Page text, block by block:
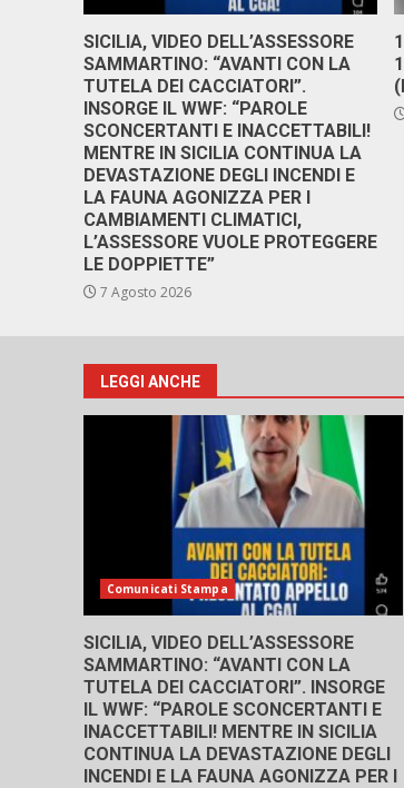
SICILIA, VIDEO DELL’ASSESSORE
SAMMARTINO: “AVANTI CON LA
TUTELA DEI CACCIATORI”.
INSORGE IL WWF: “PAROLE
SCONCERTANTI E INACCETTABILI!
MENTRE IN SICILIA CONTINUA LA
DEVASTAZIONE DEGLI INCENDI E
LA FAUNA AGONIZZA PER I
CAMBIAMENTI CLIMATICI,
L’ASSESSORE VUOLE PROTEGGERE
LE DOPPIETTE”
7 Agosto 2026
LEGGI ANCHE
Comunicati Stampa
SICILIA, VIDEO DELL’ASSESSORE
SAMMARTINO: “AVANTI CON LA
TUTELA DEI CACCIATORI”. INSORGE
IL WWF: “PAROLE SCONCERTANTI E
INACCETTABILI! MENTRE IN SICILIA
CONTINUA LA DEVASTAZIONE DEGLI
INCENDI E LA FAUNA AGONIZZA PER I